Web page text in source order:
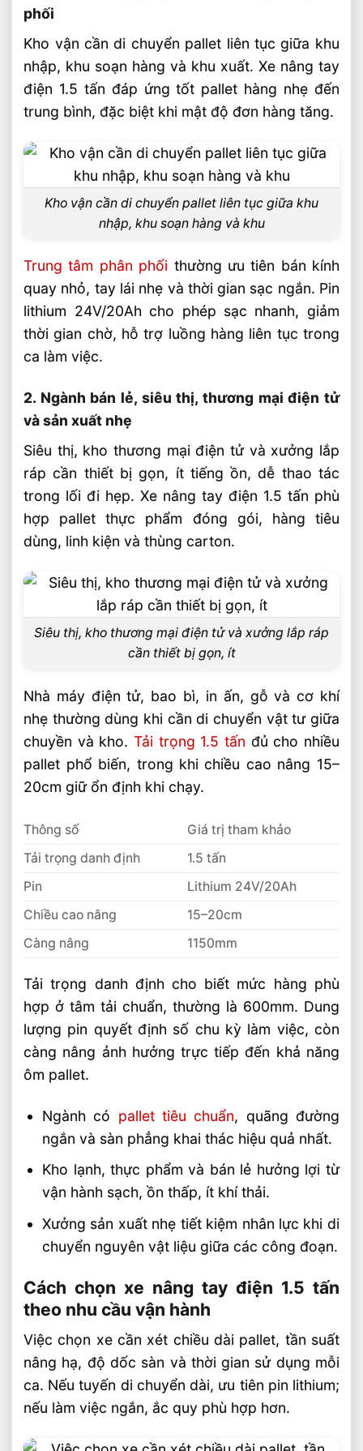
Được Cho Những Ngành Nào?
Sản phẩm đề xuất
Liên hệ mua sản phẩm
Bài Viết Liên Quan
Xe Nâng Dầu 3 Tấn Nâng Cao 4.5 Mét
Nên Chọn Loại Nào?
Xe Nâng Lithium Tải Trọng Nào Phù Hợp
Cho Kho Logistics
Theo Từng Tải Trọng
Xe Nâng Lithium 2 Tấn Và 3 Tấn Khác
Nhau Thế Nào
So Sánh Xe Nâng Lithium 1.5 Tấn Và 2
Tấn Nên Chọn Loại Nào
Dụng Thực Tế Hiệu Quả
Xe Nâng Điện Lithium Tải Trọng Nào Phù
Hợp Cho Kho Nhỏ
Xe Nâng Điện Lithium Tải Trọng 1.5 Đến 5
Tấn Bền Bỉ
phối
Kho vận cần di chuyển pallet liên tục giữa khu
nhập, khu soạn hàng và khu xuất. Xe nâng tay
điện 1.5 tấn đáp ứng tốt pallet hàng nhẹ đến
trung bình, đặc biệt khi mật độ đơn hàng tăng.
Kho vận cần di chuyển pallet liên tục giữa khu
nhập, khu soạn hàng và khu
Trung tâm phân phối thường ưu tiên bán kính
quay nhỏ, tay lái nhẹ và thời gian sạc ngắn. Pin
lithium 24V/20Ah cho phép sạc nhanh, giảm
thời gian chờ, hỗ trợ luồng hàng liên tục trong
ca làm việc.
2. Ngành bán lẻ, siêu thị, thương mại điện tử
và sản xuất nhẹ
Siêu thị, kho thương mại điện tử và xưởng lắp
ráp cần thiết bị gọn, ít tiếng ồn, dễ thao tác
trong lối đi hẹp. Xe nâng tay điện 1.5 tấn phù
hợp pallet thực phẩm đóng gói, hàng tiêu
dùng, linh kiện và thùng carton.
Siêu thị, kho thương mại điện tử và xưởng lắp ráp
cần thiết bị gọn, ít
Nhà máy điện tử, bao bì, in ấn, gỗ và cơ khí
nhẹ thường dùng khi cần di chuyển vật tư giữa
chuyền và kho.Tải trọng 1.5 tấn đủ cho nhiều
pallet phổ biến, trong khi chiều cao nâng 15–
20cm giữ ổn định khi chạy.
Thông số
Giá trị tham khảo
Tải trọng danh định
1.5 tấn
Pin
Lithium 24V/20Ah
Chiều cao nâng
15–20cm
Càng nâng
1150mm
Tải trọng danh định cho biết mức hàng phù
hợp ở tâm tải chuẩn, thường là 600mm. Dung
lượng pin quyết định số chu kỳ làm việc, còn
càng nâng ảnh hưởng trực tiếp đến khả năng
ôm pallet.
Ngành có pallet tiêu chuẩn, quãng đường
ngắn và sàn phẳng khai thác hiệu quả nhất.
Kho lạnh, thực phẩm và bán lẻ hưởng lợi từ
vận hành sạch, ồn thấp, ít khí thải.
Xưởng sản xuất nhẹ tiết kiệm nhân lực khi di
chuyển nguyên vật liệu giữa các công đoạn.
Cách chọn xe nâng tay điện 1.5 tấn
theo nhu cầu vận hành
Việc chọn xe cần xét chiều dài pallet, tần suất
nâng hạ, độ dốc sàn và thời gian sử dụng mỗi
ca. Nếu tuyến di chuyển dài, ưu tiên pin lithium;
nếu làm việc ngắn, ắc quy phù hợp hơn.